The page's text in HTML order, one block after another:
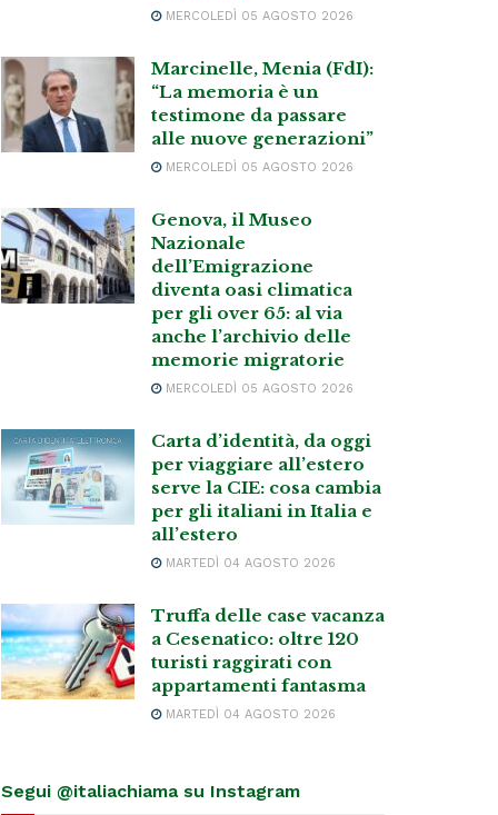
MERCOLEDÌ 05 AGOSTO 2026
Marcinelle, Menia (FdI):
“La memoria è un
testimone da passare
alle nuove generazioni”
MERCOLEDÌ 05 AGOSTO 2026
Genova, il Museo
Nazionale
dell’Emigrazione
diventa oasi climatica
per gli over 65: al via
anche l’archivio delle
memorie migratorie
MERCOLEDÌ 05 AGOSTO 2026
Carta d’identità, da oggi
per viaggiare all’estero
serve la CIE: cosa cambia
per gli italiani in Italia e
all’estero
MARTEDÌ 04 AGOSTO 2026
Truffa delle case vacanza
a Cesenatico: oltre 120
turisti raggirati con
appartamenti fantasma
MARTEDÌ 04 AGOSTO 2026
Segui @italiachiama su Instagram